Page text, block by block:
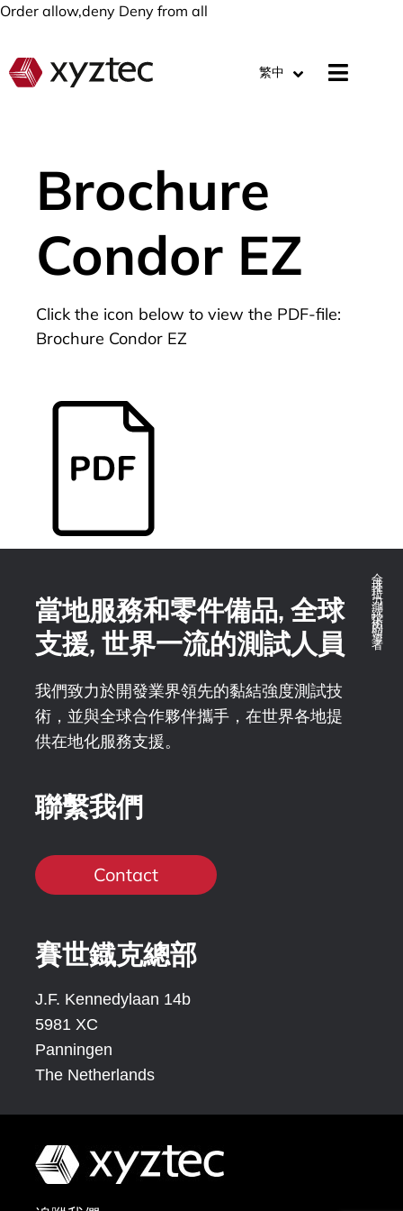
Order allow,deny Deny from all
繁中
Brochure
Condor EZ
Click the icon below to view the PDF-file:
Brochure Condor EZ
全球推拉力測試技術的領導者
當地服務和零件備品, 全球
支援, 世界一流的測試人員
我們致力於開發業界領先的黏結強度測試技
術，並與全球合作夥伴攜手，在世界各地提
供在地化服務支援。
聯繫我們
Contact
賽世鐡克總部
J.F. Kennedylaan 14b
5981 XC
Panningen
The Netherlands